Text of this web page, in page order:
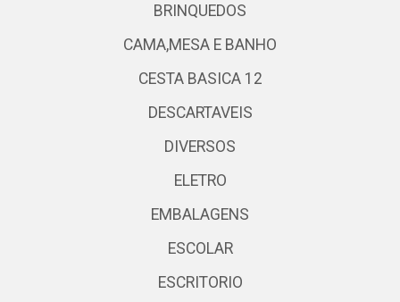
BRINQUEDOS
CAMA,MESA E BANHO
CESTA BASICA 12
DESCARTAVEIS
DIVERSOS
ELETRO
EMBALAGENS
ESCOLAR
ESCRITORIO